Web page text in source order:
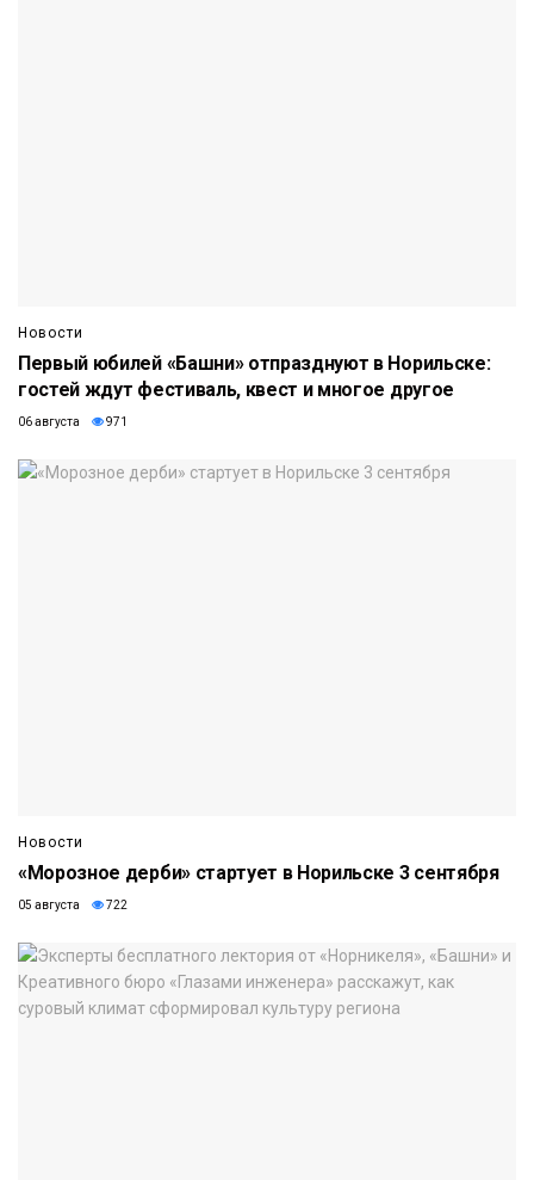
Новости
Первый юбилей «Башни» отпразднуют в Норильске:
гостей ждут фестиваль, квест и многое другое
06 августа 971
Новости
«Морозное дерби» стартует в Норильске 3 сентября
05 августа 722